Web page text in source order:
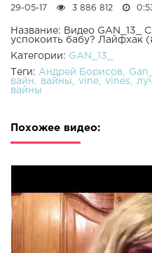
29-05-17 3 886 812
Название: Видео GAN_13_
успокоить бабу? Лайфхак
Категории: GAN_13_
Теги: Андрей Борисов
вайн
вайны vine vines
вайны
Похожее видео: